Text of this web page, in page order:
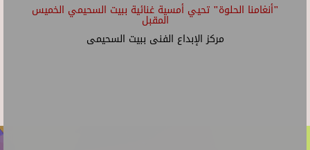
"أنغامنا الحلوة" تحيي أمسية غنائية ببيت السحيمي الخميس
المقبل
مركز الإبداع الفنى ببيت السحيمى